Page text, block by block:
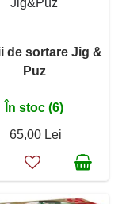
de sortare Jig &
Puz
În stoc (6)
65,00 Lei